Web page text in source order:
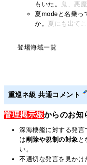
もいた。
鬼、悪
夏modeと名乗っ
か。 夏にも出て
登場海域一覧
重巡ネ級 共通コメント
管理掲示板からのお知
深海棲艦に対する発
は削除や規制の対象 と
い。
不適切な発言を見か